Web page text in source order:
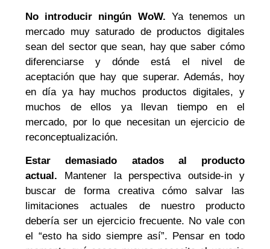
No introducir ningún WoW. Ya tenemos un
mercado muy saturado de productos digitales
sean del sector que sean, hay que saber cómo
diferenciarse y dónde está el nivel de
aceptación que hay que superar. Además, hoy
en día ya hay muchos productos digitales, y
muchos de ellos ya llevan tiempo en el
mercado, por lo que necesitan un ejercicio de
reconceptualización.
Estar demasiado atados al producto
actual. Mantener la perspectiva outside-in y
buscar de forma creativa cómo salvar las
limitaciones actuales de nuestro producto
debería ser un ejercicio frecuente. No vale con
el “esto ha sido siempre así”. Pensar en todo